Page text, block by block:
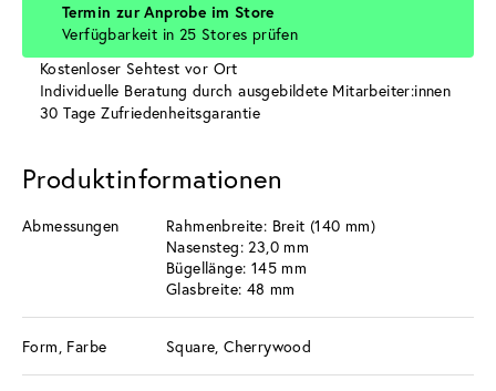
Termin zur Anprobe im Store
Verfügbarkeit in 25 Stores prüfen
Kostenloser Sehtest vor Ort
Individuelle Beratung durch ausgebildete Mitarbeiter:innen
30 Tage Zufriedenheitsgarantie
Produktinformationen
Abmessungen
Rahmenbreite: Breit (140 mm)
Nasensteg: 23,0 mm
Bügellänge: 145 mm
Glasbreite: 48 mm
Form, Farbe Square, Cherrywood